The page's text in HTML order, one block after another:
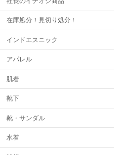
在庫処分！見切り処分！
インドエスニック
アパレル
肌着
靴下
靴・サンダル
水着